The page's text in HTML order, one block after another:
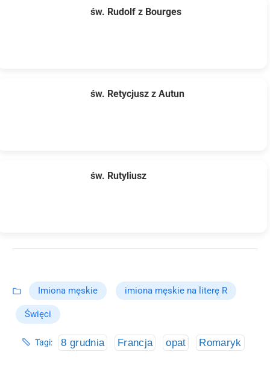
św. Rudolf z Bourges
św. Retycjusz z Autun
św. Rutyliusz
Imiona męskie imiona męskie na literę R
Święci
Tagi: 8 grudnia Francja opat Romaryk